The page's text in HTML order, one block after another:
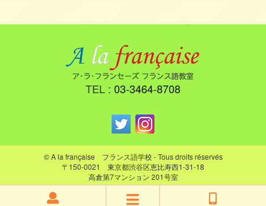
TEL : 03-3464-8708
© A la française フランス語学校 - Tous droits réservés
〒150-0021 東京都渋谷区恵比寿西1-31-18
高倉第7マンション 201号室